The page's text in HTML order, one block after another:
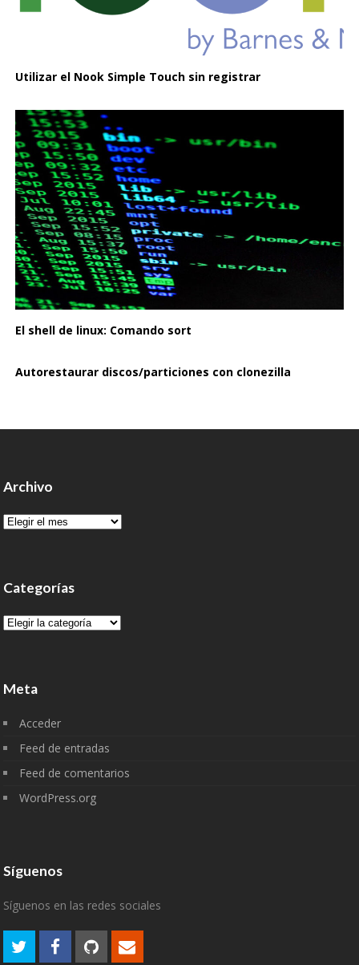
Utilizar el Nook Simple Touch sin registrar
El shell de linux: Comando sort
Autorestaurar discos/particiones con clonezilla
Archivo
Archivo
Categorías
Categorías
Meta
Acceder
Feed de entradas
Feed de comentarios
WordPress.org
Síguenos
Síguenos en las redes sociales